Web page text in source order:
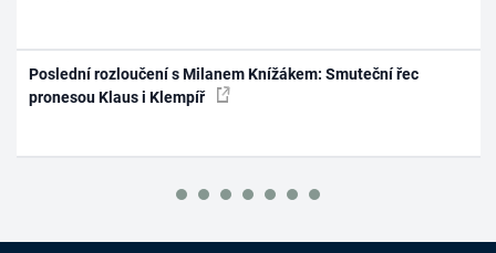
Poslední rozloučení s Milanem Knížákem: Smuteční řec
pronesou Klaus i Klempíř